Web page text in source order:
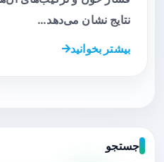
نتایج نشان می‌دهد…
بیشتر بخوانید
جستجو